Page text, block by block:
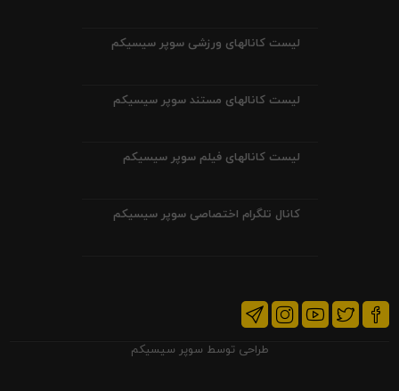
لیست کانالهای ورزشی سوپر سیسیکم
لیست کانالهای مستند سوپر سیسیکم
لیست کانالهای فیلم سوپر سیسیکم
کانال تلگرام اختصاصی سوپر سیسیکم
طراحی توسط سوپر سیسیکم